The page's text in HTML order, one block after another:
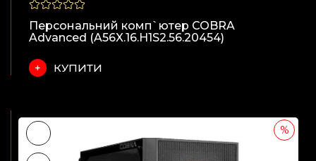
Персональний комп`ютер COBRA
Advanced (A56X.16.H1S2.56.20454)
КУПИТИ